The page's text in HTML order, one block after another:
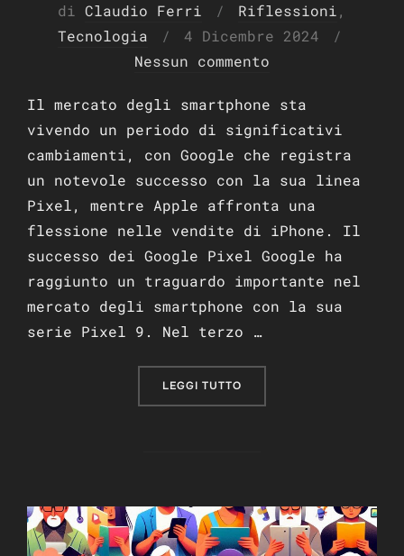
di Claudio Ferri Riflessioni,
Tecnologia
Pubblicato
il
4 Dicembre 2024
Nessun commento
Il mercato degli smartphone sta
vivendo un periodo di significativi
cambiamenti, con Google che registra
un notevole successo con la sua linea
Pixel, mentre Apple affronta una
flessione nelle vendite di iPhone. Il
successo dei Google Pixel Google ha
raggiunto un traguardo importante nel
mercato degli smartphone con la sua
serie Pixel 9. Nel terzo …
LEGGI TUTTO